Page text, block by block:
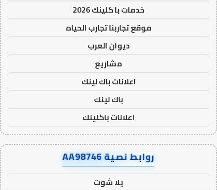
خدمات با كلينك 2026
موقع تجاربنا تجارب الحياه
ديوان العرب
مشاريع
اعلانات باك لينك
باك لينك
اعلانات باكلينك
روابط نصية AA98746
يلا شوت